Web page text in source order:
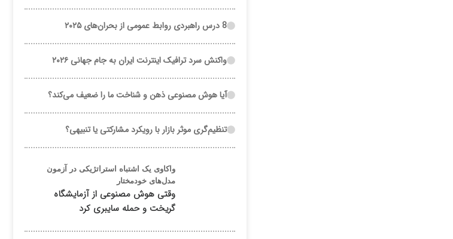
8 درس راهبردی روابط عمومی از بحران‌های ۲۰۲۵
واکنش سرد ترافیک اینترنت ایران به جام جهانی ۲۰۲۶
آیا هوش مصنوعی ذهن و شناخت ما را ضعیف می‌کند؟
تنظیم‌گری موثر بازار با رویکرد مشارکتی یا تنبیهی؟
واکاوی یک اشتباه استراتژیکی در آزمون
مدل‌های خودمختار
وقتی هوش مصنوعی از آزمایشگاه
گریخت و حمله سایبری کرد